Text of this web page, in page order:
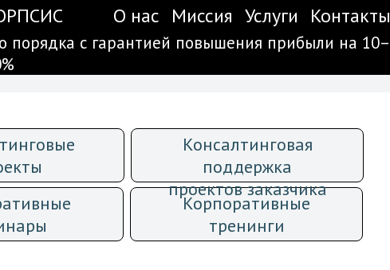
О нас Миссия Услуги Контакты
порядка с гарантией повышения прибыли на 10–
Консалтинговая
поддержка
проектов заказчика
Корпоративные
тренинги